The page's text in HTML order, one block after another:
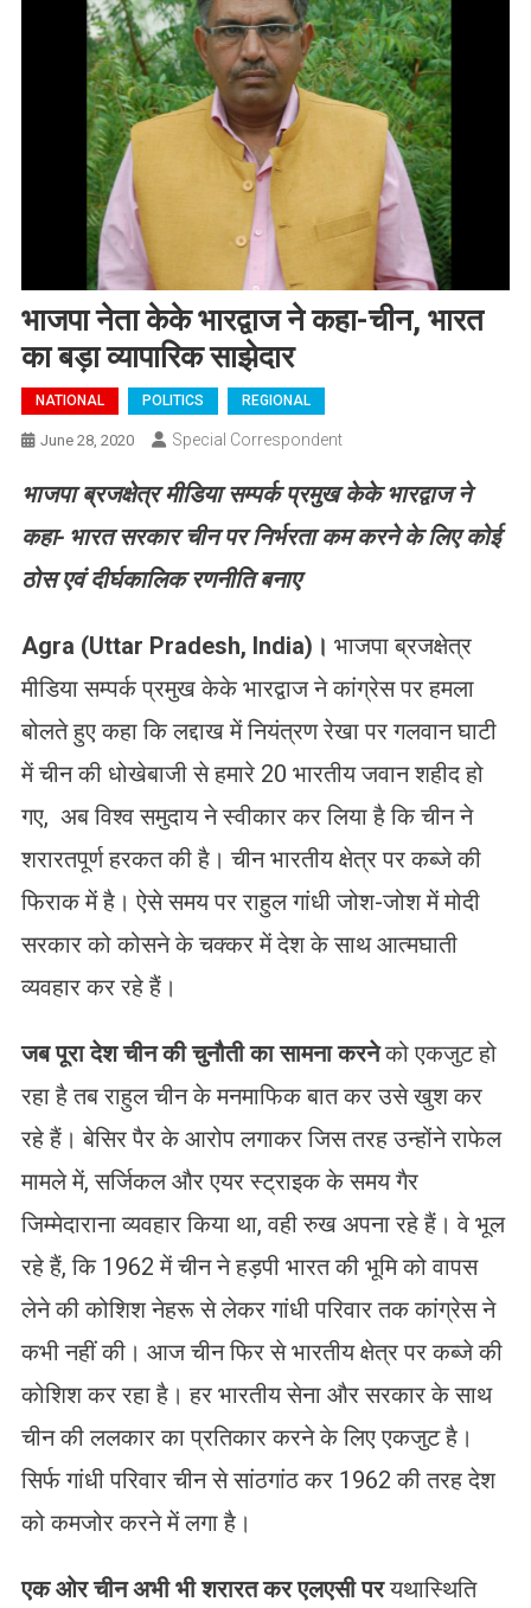
भाजपा नेता केके भारद्वाज ने कहा-चीन, भारत
का बड़ा व्यापारिक साझेदार
NATIONAL POLITICS REGIONAL
June 28, 2020 Special Correspondent
भाजपा ब्रजक्षेत्र मीडिया सम्पर्क प्रमुख केके भारद्वाज ने
कहा- भारत सरकार चीन पर निर्भरता कम करने के लिए कोई
ठोस एवं दीर्घकालिक रणनीति बनाए
Agra (Uttar Pradesh, India)। भाजपा ब्रजक्षेत्र
मीडिया सम्पर्क प्रमुख केके भारद्वाज ने कांग्रेस पर हमला
बोलते हुए कहा कि लद्दाख में नियंत्रण रेखा पर गलवान घाटी
में चीन की धोखेबाजी से हमारे 20 भारतीय जवान शहीद हो
गए, अब विश्व समुदाय ने स्वीकार कर लिया है कि चीन ने
शरारतपूर्ण हरकत की है। चीन भारतीय क्षेत्र पर कब्जे की
फिराक में है। ऐसे समय पर राहुल गांधी जोश-जोश में मोदी
सरकार को कोसने के चक्कर में देश के साथ आत्मघाती
व्यवहार कर रहे हैं।
जब पूरा देश चीन की चुनौती का सामना करनेको एकजुट हो
रहा है तब राहुल चीन के मनमाफिक बात कर उसे खुश कर
रहे हैं। बेसिर पैर के आरोप लगाकर जिस तरह उन्होंने राफेल
मामले में, सर्जिकल और एयर स्ट्राइक के समय गैर
जिम्मेदाराना व्यवहार किया था, वही रुख अपना रहे हैं। वे भूल
रहे हैं, कि 1962 में चीन ने हड़पी भारत की भूमि को वापस
लेने की कोशिश नेहरू से लेकर गांधी परिवार तक कांग्रेस ने
कभी नहीं की। आज चीन फिर से भारतीय क्षेत्र पर कब्जे की
कोशिश कर रहा है। हर भारतीय सेना और सरकार के साथ
चीन की ललकार का प्रतिकार करने के लिए एकजुट है।
सिर्फ गांधी परिवार चीन से सांठगांठ कर 1962 की तरह देश
को कमजोर करने में लगा है।
एक ओर चीन अभी भी शरारत कर एलएसी परयथास्थिति